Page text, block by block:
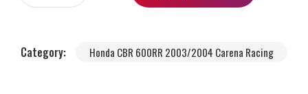
Category: Honda CBR 600RR 2003/2004 Carena Racing